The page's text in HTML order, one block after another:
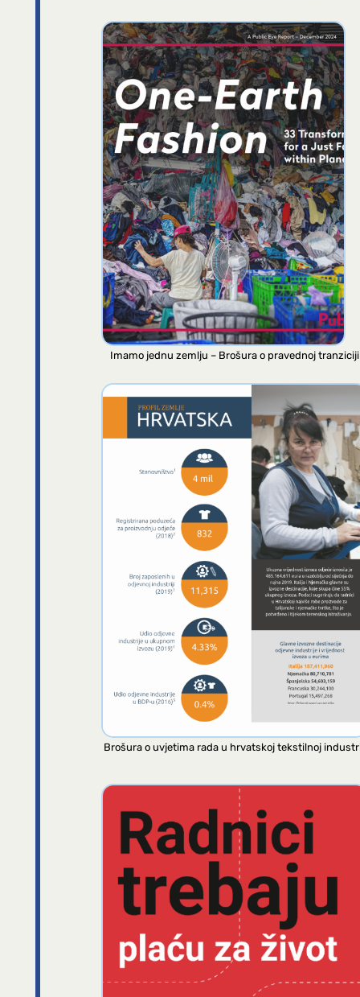
Imamo jednu zemlju – Brošura o pravednoj tranziciji
Brošura o uvjetima rada u hrvatskoj tekstilnoj